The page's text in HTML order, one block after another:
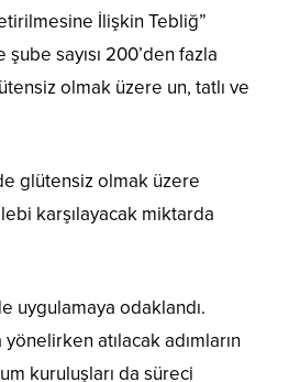
İlişkin Tebliğ”
şube sayısı 200’den fazla
olmak üzere un, tatlı ve
glütensiz olmak üzere
karşılayacak miktarda
uygulamaya odaklandı.
atılacak adımların
kuruluşları da süreci